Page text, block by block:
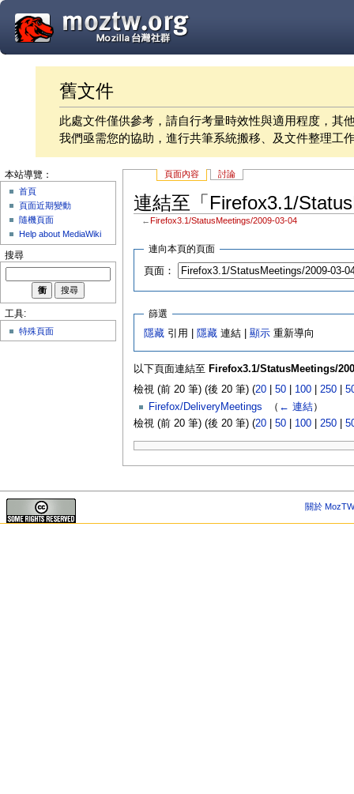
舊文件
此處文件僅供參考，請自行考量時效性與適用程度，其
我們亟需您的協助，進行共筆系統搬移、及文件整理工
頁面內容 討論
連結至「Firefox3.1/
← Firefox3.1/StatusMeetings/2009-03-04
連向本頁的頁面
頁面：
篩選
隱藏 引用 | 隱藏 連結 |顯示 重新導向
以下頁面連結至 Firefox3.1/StatusMeetings/
檢視 (前 20 筆) (後 20 筆) (20| 50| 100| 250|
Firefox/DeliveryMeetings
（ ← 連結）
檢視 (前 20 筆) (後 20 筆) (20| 50| 100| 250|
本站導覽：
首頁
頁面近期變動
隨機頁面
Help about MediaWiki
搜尋
工具:
特殊頁面
關於